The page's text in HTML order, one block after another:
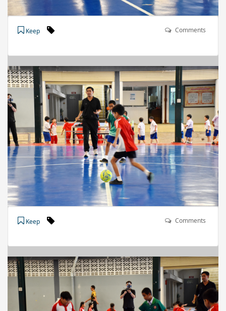
Keep Comments
Keep Comments